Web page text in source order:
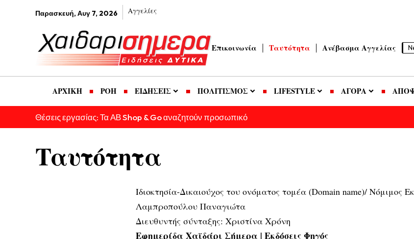
Παρασκευή, Αυγ 7, 2026 Αγγελίες
Επικοινωνία Ταυτότητα Ανέβασμα Αγγελίας
ΑΡΧΙΚΗ ΡΟΗ ΕΙΔΗΣΕΙΣ ΠΟΛΙΤΙΣΜΟΣ LIFESTYLE ΑΓΟΡΑ
Θέσεις εργασίας: Τα ΑΒ Shop & Go αναζητούν προσωπικό
Ταυτότητα
Ιδιοκτησία-Δικαιούχος του ονόματος τομέα (Domain name)/ Νόμιμος
Λαμπροπούλου Παναγιώτα
Διευθυντής σύνταξης: Χριστίνα Χρόνη
Εφημερίδα Χαϊδάρι Σήμερα | Εκδόσεις Φηγός